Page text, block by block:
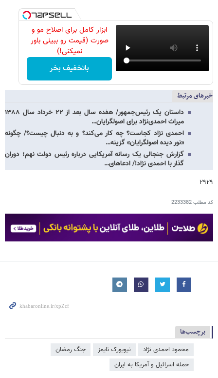
ابزار کامل برای اصلاح مو و
صورت (قیمت رو ببینی باور
نمیکنی!)
باتخفیف بخر
خبرهای مرتبط
داستان یک رئیس‌جمهور/ هفده سال بعد از ۲۲ خرداد سال ۱۳۸۸
میراث احمدی‌نژاد برای اصولگرایان…
احمدی نژاد کجاست؟ چه کار می‌کند؟ و به دنبال چیست؟/ چگونه
«نور دیده اصولگرایان» گزینه…
گزارش جنجالی یک رسانه آمریکایی درباره رئیس دولت نهم؛ دوران
گذار با احمدی نژاد!/ ادعاهای…
۲۹۲۹
کد مطلب2233382
برچسب‌ها
محمود احمدی ‌نژاد نیویورک تایمز
جنگ رمضان
حمله اسرائیل و آمریکا به ایران